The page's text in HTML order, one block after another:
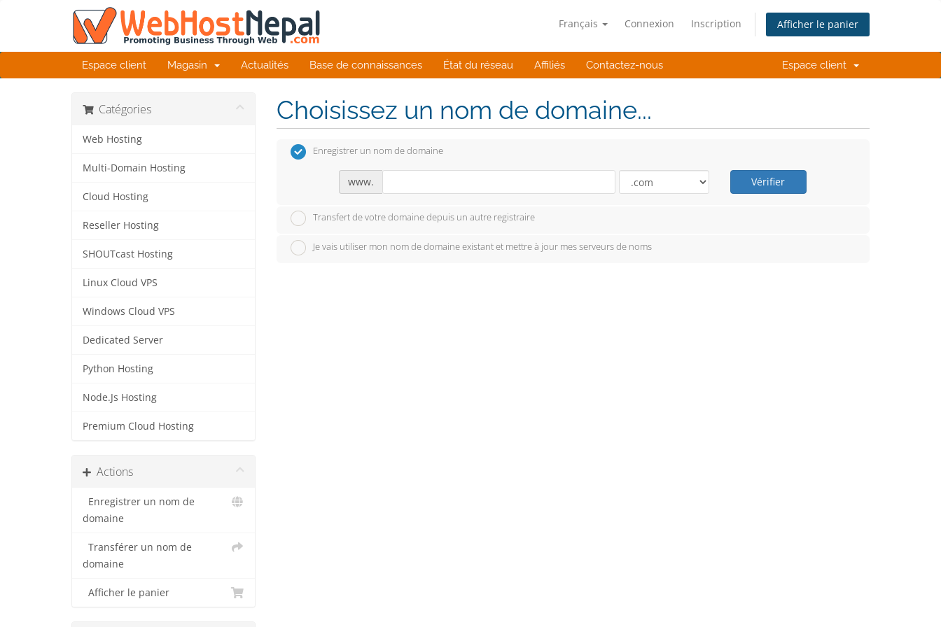
Français Connexion Inscription Afficher le panier
Espace client Magasin Actualités Base de connaissances État du réseau Affiliés Contactez-nous Espace client
Catégories
Web Hosting
Multi-Domain Hosting
Cloud Hosting
Reseller Hosting
SHOUTcast Hosting
Linux Cloud VPS
Windows Cloud VPS
Dedicated Server
Python Hosting
Node.Js Hosting
Premium Cloud Hosting
Actions
Enregistrer un nom de
domaine
Transférer un nom de
domaine
Afficher le panier
Choisissez un nom de domaine...
Enregistrer un nom de domaine
www. Vérifier
Transfert de votre domaine depuis un autre registraire
Je vais utiliser mon nom de domaine existant et mettre à jour mes serveurs de noms